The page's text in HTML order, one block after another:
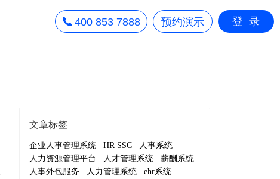
400 853 7888 预约演示 登录
文章标签
企业人事管理系统 HR SSC
人事系统
人力资源管理平台
人才管理系统
薪酬系统
人事外包服务
人力管理系统
ehr系统